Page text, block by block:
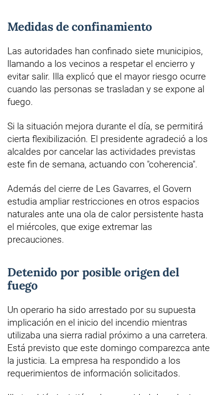
Medidas de confinamiento
Las autoridades han confinado siete municipios,
llamando a los vecinos a respetar el encierro y
evitar salir. Illa explicó que el mayor riesgo ocurre
cuando las personas se trasladan y se expone al
fuego.
Si la situación mejora durante el día, se permitirá
cierta flexibilización. El presidente agradeció a los
alcaldes por cancelar las actividades previstas
este fin de semana, actuando con "coherencia".
Además del cierre de Les Gavarres, el Govern
estudia ampliar restricciones en otros espacios
naturales ante una ola de calor persistente hasta
el miércoles, que exige extremar las
precauciones.
Detenido por posible origen del
fuego
Un operario ha sido arrestado por su supuesta
implicación en el inicio del incendio mientras
utilizaba una sierra radial próximo a una carretera.
Está previsto que este domingo comparezca ante
la justicia. La empresa ha respondido a los
requerimientos de información solicitados.